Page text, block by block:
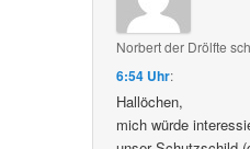
Norbert der Drölfte
6:54 Uhr:
Hallöchen,
mich würde